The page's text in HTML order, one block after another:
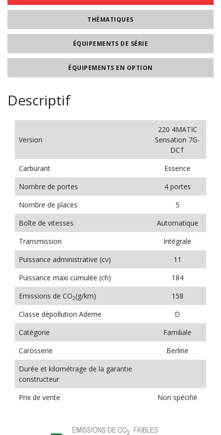
THÉMATIQUES
ÉQUIPEMENTS DE SÉRIE
ÉQUIPEMENTS EN OPTION
Descriptif
Version
220 4MATIC
Sensation 7G-
DCT
Carburant
Essence
Nombre de portes
4 portes
Nombre de places
5
Boîte de vitesses
Automatique
Transmission
Intégrale
Puissance administrative (cv)
11
Puissance maxi cumulée (ch)
184
Emissions de CO2(g/km)
158
Classe dépollution Ademe
D
Catégorie
Familiale
Carosserie
Berline
Durée et kilométrage de la garantie
constructeur
Prix de vente
Non spécifié